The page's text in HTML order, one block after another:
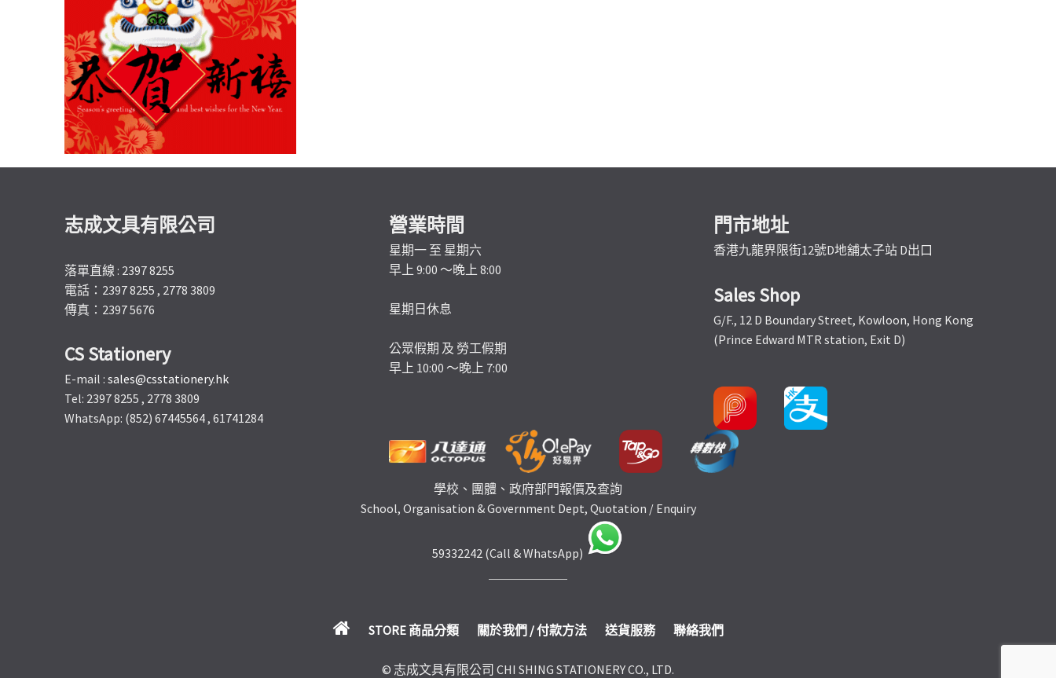
志成文具有限公司
落單直線 : 2397 8255
電話：2397 8255 , 2778 3809
傳真：2397 5676
CS Stationery
E-mail : sales@csstationery.hk
Tel: 2397 8255 , 2778 3809
WhatsApp: (852) 67445564 , 61741284
營業時間
星期一 至 星期六
早上 9:00 ～晚上 8:00
星期日休息
公眾假期 及 勞工假期
早上 10:00 ～晚上 7:00
門市地址
香港九龍界限街12號D地舖太子站 D出口
Sales Shop
G/F., 12 D Boundary Street, Kowloon, Hong Kong
(Prince Edward MTR station, Exit D)
學校、團體、政府部門報價及查詢
School, Organisation & Government Dept, Quotation / Enquiry
59332242 (Call & WhatsApp)
STORE 商品分類 關於我們 / 付款方法 送貨服務 聯絡我們
© 志成文具有限公司 CHI SHING STATIONERY CO., LTD.